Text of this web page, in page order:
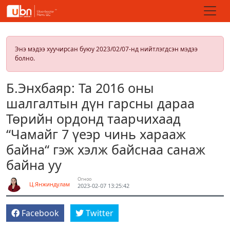
Энэ мэдээ хуучирсан буюу 2023/02/07-нд нийтлэгдсэн мэдээ
болно.
Б.Энхбаяр: Та 2016 оны
шалгалтын дүн гарсны дараа
Төрийн ордонд таарчихаад
“Чамайг 7 үеэр чинь харааж
байна“ гэж хэлж байснаа санаж
байна уу
Ц.Янжиндулам
Огноо
2023-02-07 13:25:42
Facebook Twitter